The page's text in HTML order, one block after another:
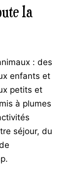
la
: des
enfants et
petits et
à plumes
séjour, du